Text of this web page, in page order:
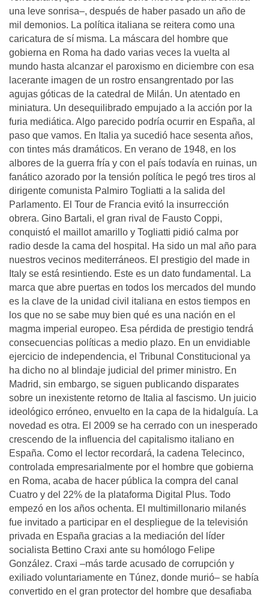
una leve sonrisa–, después de haber pasado un año de
mil demonios. La política italiana se reitera como una
caricatura de sí misma. La máscara del hombre que
gobierna en Roma ha dado varias veces la vuelta al
mundo hasta alcanzar el paroxismo en diciembre con esa
lacerante imagen de un rostro ensangrentado por las
agujas góticas de la catedral de Milán. Un atentado en
miniatura. Un desequilibrado empujado a la acción por la
furia mediática. Algo parecido podría ocurrir en España, al
paso que vamos. En Italia ya sucedió hace sesenta años,
con tintes más dramáticos. En verano de 1948, en los
albores de la guerra fría y con el país todavía en ruinas, un
fanático azorado por la tensión política le pegó tres tiros al
dirigente comunista Palmiro Togliatti a la salida del
Parlamento. El Tour de Francia evitó la insurrección
obrera. Gino Bartali, el gran rival de Fausto Coppi,
conquistó el maillot amarillo y Togliatti pidió calma por
radio desde la cama del hospital. Ha sido un mal año para
nuestros vecinos mediterráneos. El prestigio del made in
Italy se está resintiendo. Este es un dato fundamental. La
marca que abre puertas en todos los mercados del mundo
es la clave de la unidad civil italiana en estos tiempos en
los que no se sabe muy bien qué es una nación en el
magma imperial europeo. Esa pérdida de prestigio tendrá
consecuencias políticas a medio plazo. En un envidiable
ejercicio de independencia, el Tribunal Constitucional ya
ha dicho no al blindaje judicial del primer ministro. En
Madrid, sin embargo, se siguen publicando disparates
sobre un inexistente retorno de Italia al fascismo. Un juicio
ideológico erróneo, envuelto en la capa de la hidalguía. La
novedad es otra. El 2009 se ha cerrado con un inesperado
crescendo de la influencia del capitalismo italiano en
España. Como el lector recordará, la cadena Telecinco,
controlada empresarialmente por el hombre que gobierna
en Roma, acaba de hacer pública la compra del canal
Cuatro y del 22% de la plataforma Digital Plus. Todo
empezó en los años ochenta. El multimillonario milanés
fue invitado a participar en el despliegue de la televisión
privada en España gracias a la mediación del líder
socialista Bettino Craxi ante su homólogo Felipe
González. Craxi –más tarde acusado de corrupción y
exiliado voluntariamente en Túnez, donde murió– se había
convertido en el gran protector del hombre que desafiaba